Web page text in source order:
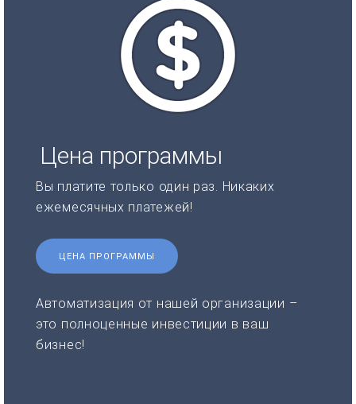
Цена программы
Вы платите только один раз. Никаких
ежемесячных платежей!
ЦЕНА ПРОГРАММЫ
Автоматизация от нашей организации –
это полноценные инвестиции в ваш
бизнес!